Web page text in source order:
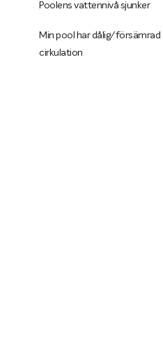
Poolens vattennivå sjunker
Min pool har dålig/försämrad
cirkulation